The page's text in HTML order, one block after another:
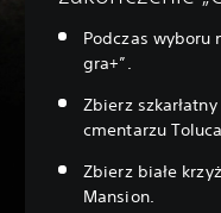
Podczas wyboru
gra+”.
Zbierz
cmentarzu
Zbierz białe
Mansion.